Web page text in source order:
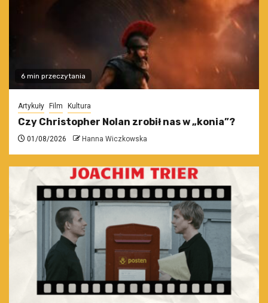
6 min przeczytania
Artykuły Film Kultura
Czy Christopher Nolan zrobił nas w „konia”?
01/08/2026 Hanna Wiczkowska